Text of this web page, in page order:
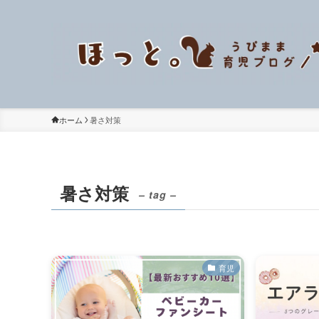
ホーム 暑さ対策
暑さ対策 – tag –
育児